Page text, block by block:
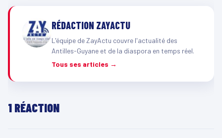
RÉDACTION ZAYACTU
L'équipe de ZayActu couvre l'actualité des
Antilles-Guyane et de la diaspora en temps réel.
Tous ses articles →
1 RÉACTION